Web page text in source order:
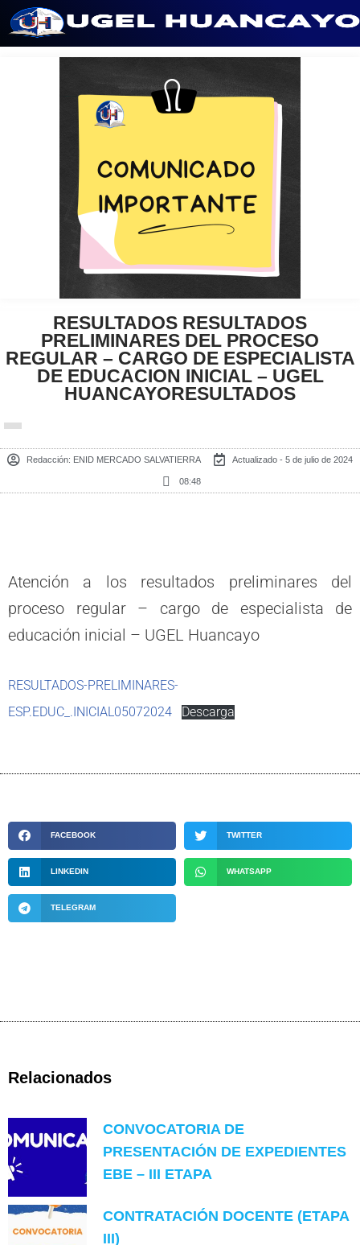
RESULTADOS RESULTADOS
PRELIMINARES DEL PROCESO
REGULAR – CARGO DE ESPECIALISTA
DE EDUCACION INICIAL – UGEL
HUANCAYORESULTADOS
Redacción: ENID MERCADO SALVATIERRA Actualizado - 5 de julio de 2024
08:48
Atención a los resultados preliminares del
proceso regular – cargo de especialista de
educación inicial – UGEL Huancayo
RESULTADOS-PRELIMINARES-
ESP.EDUC_.INICIAL05072024
Descarga
FACEBOOK TWITTER
LINKEDIN WHATSAPP
TELEGRAM
Relacionados
CONVOCATORIA DE
PRESENTACIÓN DE EXPEDIENTES
EBE – III ETAPA
CONTRATACIÓN DOCENTE (ETAPA
III)